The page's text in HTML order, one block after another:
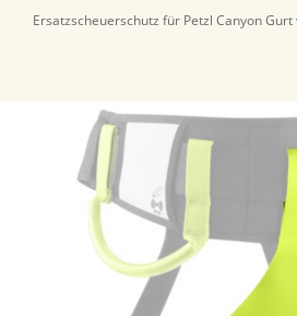
Ersatzscheuerschutz für Petzl Canyon Gurt